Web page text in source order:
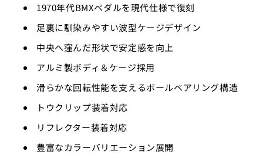
1970年代BMXペダルを現代仕様で復刻
足裏に馴染みやすい波型ケージデザイン
中央へ窪んだ形状で安定感を向上
アルミ製ボディ＆ケージ採用
滑らかな回転性能を支えるボールベアリング構造
トウクリップ装着対応
リフレクター装着対応
豊富なカラーバリエーション展開